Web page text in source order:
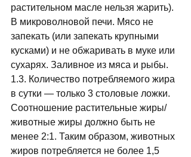
растительном масле нельзя жарить).
В микроволновой печи. Мясо не
запекать (или запекать крупными
кусками) и не обжаривать в муке или
сухарях. Заливное из мяса и рыбы.
1.3. Количество потребляемого жира
в сутки — только 3 столовые ложки.
Соотношение растительные жиры/
животные жиры должно быть не
менее 2:1. Таким образом, животных
жиров потребляется не более 1,5